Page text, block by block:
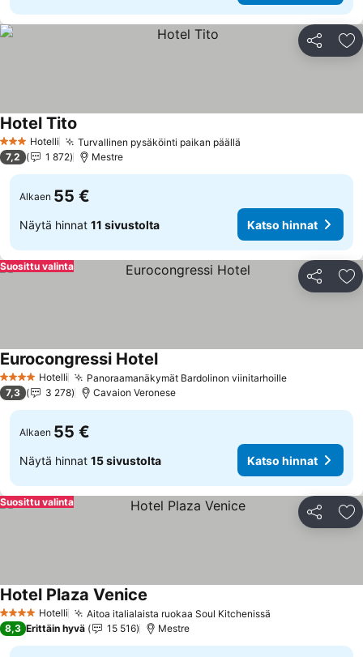
Jaa
3 Tähtiluokitus
Hotelli Turvallinen pysäköinti paikan päällä
Hotel Tito
7,2 1 872 Mestre
Alkaen 55 €
Näytä hinnat 11 sivustolta Katso hinnat
Jaa
Suosittu valinta
4 Tähtiluokitus
Hotelli Panoraamanäkymät Bardolinon viinitarhoilleKatso hinnat
Eurocongressi HotelKatso hinnat
7,3 3 278 Cavaion Veronese
Alkaen 55 €
Näytä hinnat 15 sivustolta Katso hinnat
Jaa
Suosittu valinta
4 Tähtiluokitus
Hotelli Aitoa italialaista ruokaa Soul Kitchenissä
Hotel Plaza Venice
8,3 Erittäin hyvä 15 516 Mestre